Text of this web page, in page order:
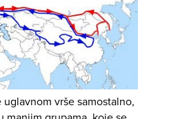
uglavnom vrše samostalno,